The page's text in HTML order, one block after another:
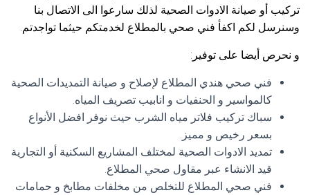
تركيب أو صيانة الادوات الصحية لذلك سارعوا الى الاتصال بنا
وسنرسل لكم اكفأ فني صحي بالمطلاع لخدمتكم حيثما تواجدتم.
و نحرص أيضا على توفير:
فني صحي هندي المطلاع لإصلاح و صيانة التمديدات الصحية
كالمواسير و الحنفيات و انابيب تصريف المياه.
سباك تركيب فلاتر مياه الشرب حيث نوفر افضل الأنواع
بسعر رخيص و مميز.
تمديد الادوات الصحية لمختلف المشاريع السكنية أو التجارية
قيد الانشاء عبر مقاول صحي المطلاع.
فني صحي المطلاع للتخلص من مخلفات مطابخ و حمامات